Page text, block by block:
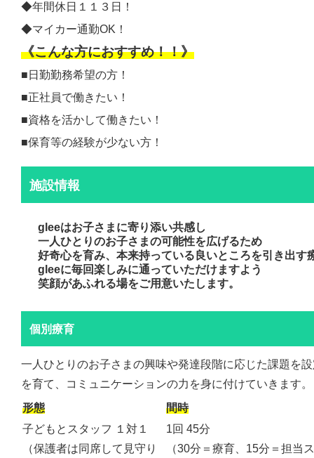
◆年間休日１１３日！
◆マイカー通勤OK！
《こんな方におすすめ！！》
■日勤勤務希望の方！
■正社員で働きたい！
■資格を活かして働きたい！
■保育等の経験が少ない方！
施設情報
gleeはお子さまに寄り添い共感し
一人ひとりのお子さまの可能性を広げるため
好奇心を育み、本来持っている良いところを引き出す
gleeに毎回楽しみに通っていただけますよう
笑顔があふれる場をご用意いたします。
個別療育
一人ひとりのお子さまの興味や発達段階に応じた課題を
を育て、コミュニケーションの力を身に付けていきます。
形態
間時
子どもとスタッフ １対１
（保護者は同席して見守り
1回 45分
（30分＝療育、15分＝担当